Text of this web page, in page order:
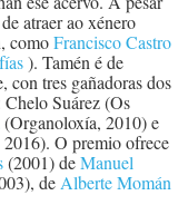
atraer ao xénero
comoFrancisco Castro
). Tamén é de
con tres gañadoras dos
Chelo Suárez (Os
(Organoloxía, 2010) e
2016). O premio ofrece
(2001) deManuel
de Alberte Momán